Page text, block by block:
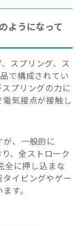
ようになって
スプリング、ス
で構成されてい
プリングの力に
気接点が接触し
、一般的に
、全ストローク
全に押し込まな
イピングやゲー
す。